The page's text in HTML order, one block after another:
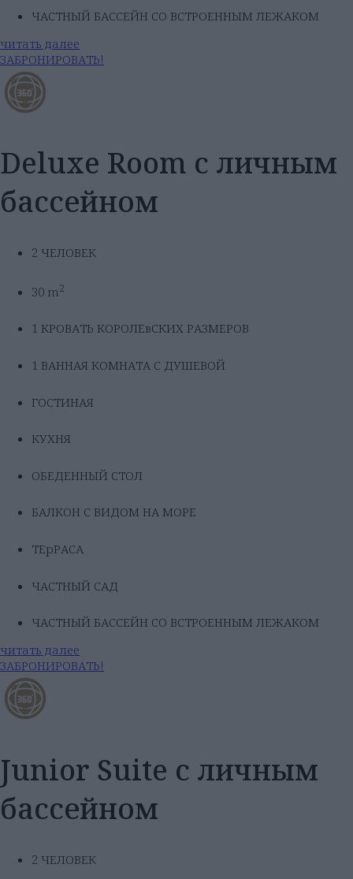
ЧАСТНЫЙ БАССЕЙН СО ВСТРОЕННЫМ ЛЕЖАКОМ
читать далее
ЗАБРОНИРОВАТЬ!
Deluxe Room с личным
бассейном
2 ЧЕЛОВЕК
30 m2
1 КРОВАТЬ КОРОЛЕвСКИХ РАЗМЕРОВ
1 ВАННАЯ КОМНАТА С ДУШЕВОЙ
ГОСТИНАЯ
КУХНЯ
ОБЕДЕННЫЙ СТОЛ
БАЛКОН С ВИДОМ НА МОРЕ
ТЕрРАСА
ЧАСТНЫЙ САД
ЧАСТНЫЙ БАССЕЙН СО ВСТРОЕННЫМ ЛЕЖАКОМ
читать далее
ЗАБРОНИРОВАТЬ!
Junior Suite с личным
бассейном
2 ЧЕЛОВЕК